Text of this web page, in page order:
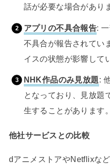
話が必要な場合があり
アプリの不具合報告:
不具合が報告されてい
イスの状態が影響して
NHK作品のみ見放題:
となっており、見放題
生することがあります。
他社サービスとの比較
dアニメストアやNetflixな